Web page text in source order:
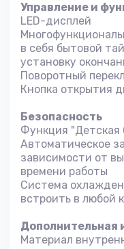
Управление и
LED-дисплей
в себя бытовой
установку
Поворотный
Кнопка открытия
Безопасность
Функция "Детская
Автоматическое
зависимости от
времени работы
Система
встроить в любой
Дополнительная
Материал